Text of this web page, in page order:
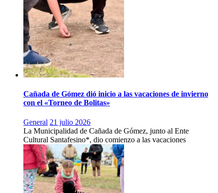
Cañada de Gómez dió inicio a las vacaciones de invierno
con el «Torneo de Bolitas»
General 21 julio 2026
La Municipalidad de Cañada de Gómez, junto al Ente
Cultural Santafesino*, dio comienzo a las vacaciones